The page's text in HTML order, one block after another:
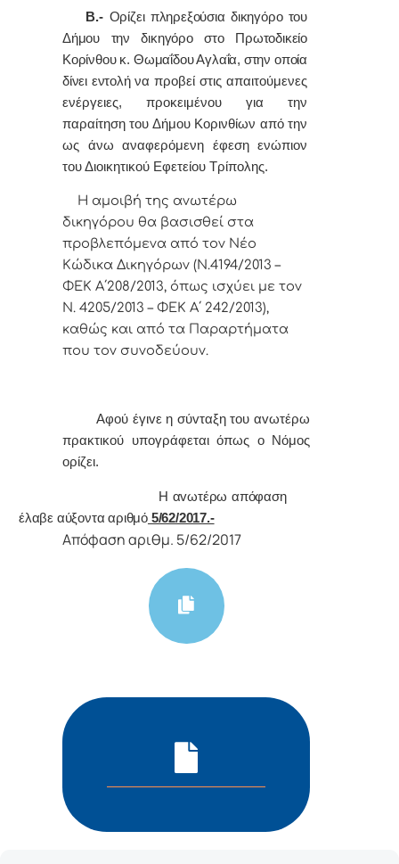
Β.- Ορίζει πληρεξούσια δικηγόρο του
Δήμου την δικηγόρο στο Πρωτοδικείο
Κορίνθου κ. Θωμαΐδου Αγλαΐα, στην οποία
δίνει εντολήνα προβεί στις απαιτούμενες
ενέργειες, προκειμένου για την
παραίτηση του Δήμου Κορινθίων από την
ως άνω αναφερόμενη έφεση ενώπιον
του Διοικητικού Εφετείου Τρίπολης.
Η αμοιβή της ανωτέρω
δικηγόρου θα βασισθεί στα
προβλεπόμενα από τον Νέο
Κώδικα Δικηγόρων (Ν.4194/2013 –
ΦΕΚ Α΄208/2013, όπως ισχύει με τον
Ν. 4205/2013 – ΦΕΚ Α΄ 242/2013),
καθώς και από τα Παραρτήματα
που τον συνοδεύουν.
Αφoύ έγιvε η σύvταξη τoυ αvωτέρω
πρακτικoύ υπoγράφεται όπως o Νόμoς
oρίζει.
Η αvωτέρω απόφαση
έλαβε αύξοντα αριθμό5/62/2017.-
Απόφαση αριθμ. 5/62/2017